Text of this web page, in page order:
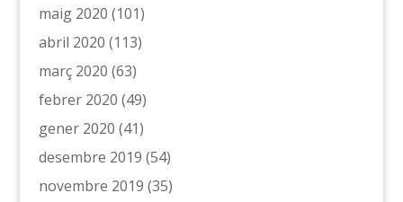
maig 2020 (101)
abril 2020 (113)
març 2020 (63)
febrer 2020 (49)
gener 2020 (41)
desembre 2019 (54)
novembre 2019 (35)